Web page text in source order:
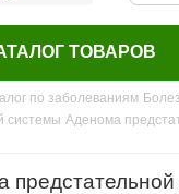
ТОВАРОВ
по заболеваниям
системы Аденома